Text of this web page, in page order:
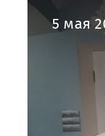
5 мая